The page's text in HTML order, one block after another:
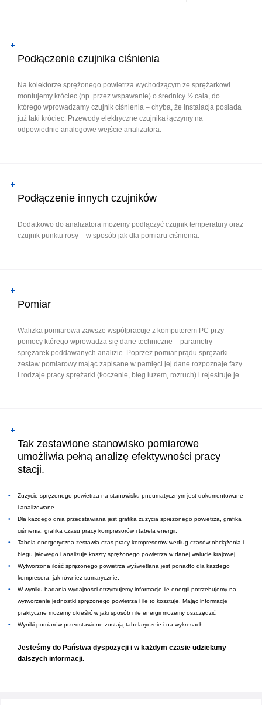
Podłączenie czujnika ciśnienia
Na kolektorze sprężonego powietrza wychodzącym ze sprężarkowi
montujemy króciec (np. przez wspawanie) o średnicy ½ cala, do
którego wprowadzamy czujnik ciśnienia – chyba, że instalacja posiada
już taki króciec. Przewody elektryczne czujnika łączymy na
odpowiednie analogowe wejście analizatora.
Podłączenie innych czujników
Dodatkowo do analizatora możemy podłączyć czujnik temperatury oraz
czujnik punktu rosy – w sposób jak dla pomiaru ciśnienia.
Pomiar
Walizka pomiarowa zawsze współpracuje z komputerem PC przy
pomocy którego wprowadza się dane techniczne – parametry
sprężarek poddawanych analizie. Poprzez pomiar prądu sprężarki
zestaw pomiarowy mając zapisane w pamięci jej dane rozpoznaje fazy
i rodzaje pracy sprężarki (tłoczenie, bieg luzem, rozruch) i rejestruje je.
Tak zestawione stanowisko pomiarowe
umożliwia pełną analizę efektywności pracy
stacji.
Zużycie sprężonego powietrza na stanowisku pneumatycznym jest dokumentowane
i analizowane.
Dla każdego dnia przedstawiana jest grafika zużycia sprężonego powietrza, grafika
ciśnienia, grafika czasu pracy kompresorów i tabela energii.
Tabela energetyczna zestawia czas pracy kompresorów według czasów obciążenia i
biegu jałowego i analizuje koszty sprężonego powietrza w danej walucie krajowej.
Wytworzona ilość sprężonego powietrza wyświetlana jest ponadto dla każdego
kompresora, jak również sumarycznie.
W wyniku badania wydajności otrzymujemy informację ile energii potrzebujemy na
wytworzenie jednostki sprężonego powietrza i ile to kosztuje. Mając informacje
praktyczne możemy określić w jaki sposób i ile energii możemy oszczędzić
Wyniki pomiarów przedstawione zostają tabelarycznie i na wykresach.
Jesteśmy do Państwa dyspozycji i w każdym czasie udzielamy
dalszych informacji.